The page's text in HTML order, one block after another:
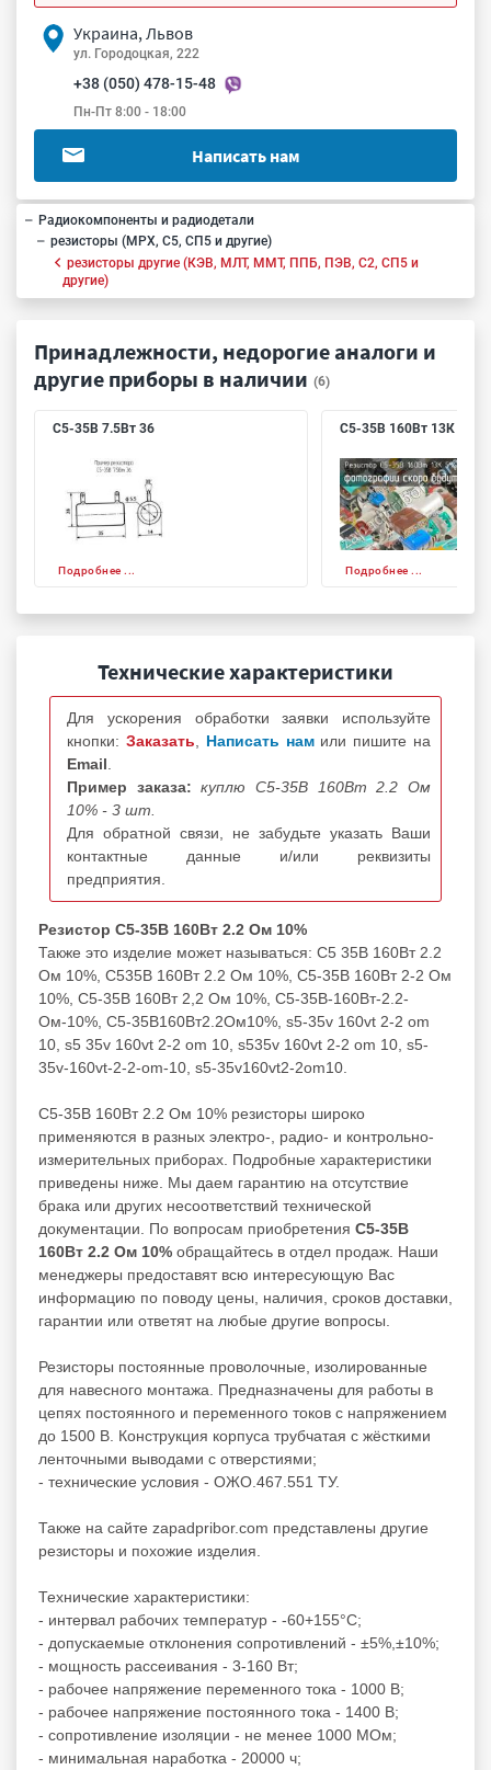
Украина, Львов
ул. Городоцкая, 222
+38 (050) 478-15-48
Пн-Пт 8:00 - 18:00
Написать нам
Радиокомпоненты и радиодетали
резисторы (МРХ, С5, СП5 и другие)
резисторы другие (КЭВ, МЛТ, ММТ, ППБ, ПЭВ, С2, СП5 и
другие)
Принадлежности, недорогие аналоги и
другие приборы в наличии (6)
С5-35В 7.5Вт 36
Подробнее ...
С5-35В 160Вт 13К 5%
Подробнее ...
Технические характеристики
Для ускорения обработки заявки используйте
кнопки: Заказать Написать нам или пишите на
Email
Пример заказа: куплю С5-35В 160Вт 2.2 Ом
10% - 3 шт.
Для обратной связи, не забудьте указать Ваши
контактные данные и/или реквизиты
предприятия.
Резистор С5-35В 160Вт 2.2 Ом 10%
Также это изделие может называться: С5 35В 160Вт 2.2
Ом 10%, С535В 160Вт 2.2 Ом 10%, С5-35В 160Вт 2-2 Ом
10%, С5-35В 160Вт 2,2 Ом 10%, С5-35В-160Вт-2.2-
Ом-10%, С5-35В160Вт2.2Ом10%, s5-35v 160vt 2-2 om
10, s5 35v 160vt 2-2 om 10, s535v 160vt 2-2 om 10, s5-
35v-160vt-2-2-om-10, s5-35v160vt2-2om10.
С5-35В 160Вт 2.2 Ом 10% резисторы широко
применяются в разных электро-, радио- и контрольно-
измерительных приборах. Подробные характеристики
приведены ниже. Мы даем гарантию на отсутствие
брака или других несоответствий технической
документации. По вопросам приобретения С5-35В
160Вт 2.2 Ом 10% обращайтесь в отдел продаж. Наши
менеджеры предоставят всю интересующую Вас
информацию по поводу цены, наличия, сроков доставки,
гарантии или ответят на любые другие вопросы.
Резисторы постоянные проволочные, изолированные
для навесного монтажа. Предназначены для работы в
цепях постоянного и переменного токов с напряжением
до 1500 В. Конструкция корпуса трубчатая с жёсткими
ленточными выводами с отверстиями;
- технические условия - ОЖО.467.551 ТУ.
Также на сайте zapadpribor.com представлены другие
резисторы и похожие изделия.
Технические характеристики:
- интервал рабочих температур - -60+155°C;
- допускаемые отклонения сопротивлений - ±5%,±10%;
- мощность рассеивания - 3-160 Вт;
- рабочее напряжение переменного тока - 1000 В;
- рабочее напряжение постоянного тока - 1400 В;
- сопротивление изоляции - не менее 1000 МОм;
- минимальная наработка - 20000 ч;